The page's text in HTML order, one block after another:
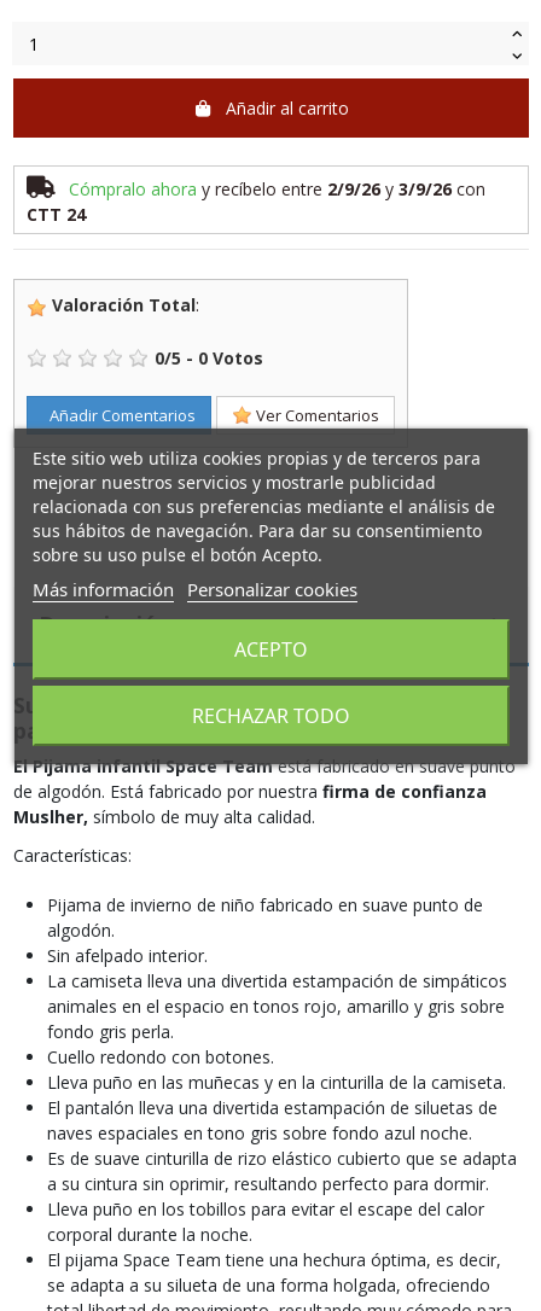
Añadir al carrito
Cómpralo ahora y recíbelo entre 2/9/26y 3/9/26 con
CTT 24
Valoración Total:
0/5 - 0 Votos
Añadir Comentarios Ver Comentarios
Descripción
Suave y divertido Pijama infantil Space Team
El Pijama infantil Space Teamestá fabricado en suave punto
de algodón. Está fabricado por nuestra firma de confianza
Muslher, símbolo de muy alta calidad.
Características:
Pijama de invierno de niño fabricado en suave punto de
algodón.
Sin afelpado interior.
La camiseta lleva una divertida estampación de simpáticos
animales en el espacio en tonos rojo, amarillo y gris sobre
fondo gris perla.
Cuello redondo con botones.
Lleva puño en las muñecas y en la cinturilla de la camiseta.
El pantalón lleva una divertida estampación de siluetas de
naves espaciales en tono gris sobre fondo azul noche.
Es de suave cinturilla de rizo elástico cubierto que se adapta
a su cintura sin oprimir, resultando perfecto para dormir.
Lleva puño en los tobillos para evitar el escape del calor
corporal durante la noche.
El pijama Space Team tiene una hechura óptima, es decir,
se adapta a su silueta de una forma holgada, ofreciendo
Este sitio web utiliza cookies propias y de terceros para
mejorar nuestros servicios y mostrarle publicidad
relacionada con sus preferencias mediante el análisis de
sus hábitos de navegación. Para dar su consentimiento
sobre su uso pulse el botón Acepto.
Más información Personalizar cookies
RECHAZAR TODO
ACEPTO